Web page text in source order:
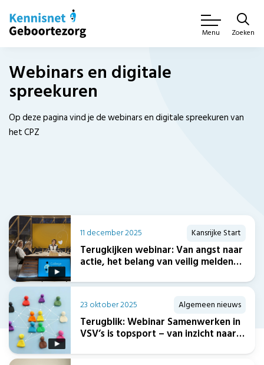
Menu Zoeken
Webinars en digitale
spreekuren
Op deze pagina vind je de webinars en digitale spreekuren van
het CPZ
11 december 2025 Kansrijke Start
Terugkijken webinar: Van angst naar
actie, het belang van veilig melden
23 oktober 2025 Algemeen nieuws
Terugblik: Webinar Samenwerken in
VSV’s is topsport – van inzicht naar